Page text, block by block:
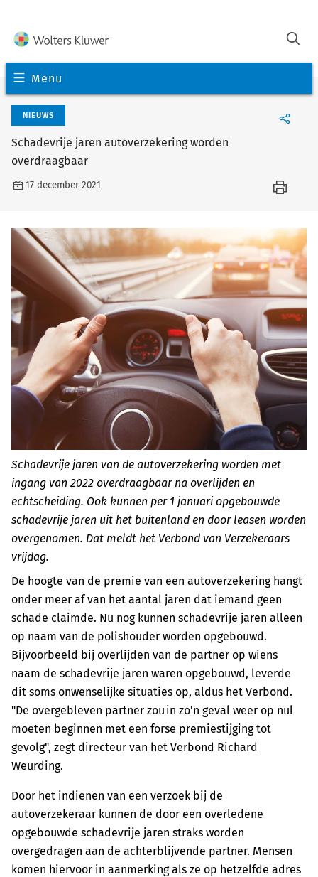
Menu
NIEUWS
Schadevrije jaren autoverzekering worden
overdraagbaar
17 december 2021
Schadevrije jaren van de autoverzekering worden met
ingang van 2022 overdraagbaar na overlijden en
echtscheiding. Ook kunnen per 1 januari opgebouwde
schadevrije jaren uit het buitenland en door leasen worden
overgenomen. Dat meldt het Verbond van Verzekeraars
vrijdag.
De hoogte van de premie van een autoverzekering hangt
onder meer af van het aantal jaren dat iemand geen
schade claimde. Nu nog kunnen schadevrije jaren alleen
op naam van de polishouder worden opgebouwd.
Bijvoorbeeld bij overlijden van de partner op wiens
naam de schadevrije jaren waren opgebouwd, leverde
dit soms onwenselijke situaties op, aldus het Verbond.
"De overgebleven partner zou in zo’n geval weer op nul
moeten beginnen met een forse premiestijging tot
gevolg", zegt directeur van het Verbond Richard
Weurding.
Door het indienen van een verzoek bij de
autoverzekeraar kunnen de door een overledene
opgebouwde schadevrije jaren straks worden
overgedragen aan de achterblijvende partner. Mensen
komen hiervoor in aanmerking als ze op hetzelfde adres